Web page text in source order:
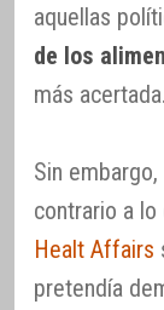
aquellas
de los
más acertada.
Sin
contrario a
Healt Affairs
pretendía